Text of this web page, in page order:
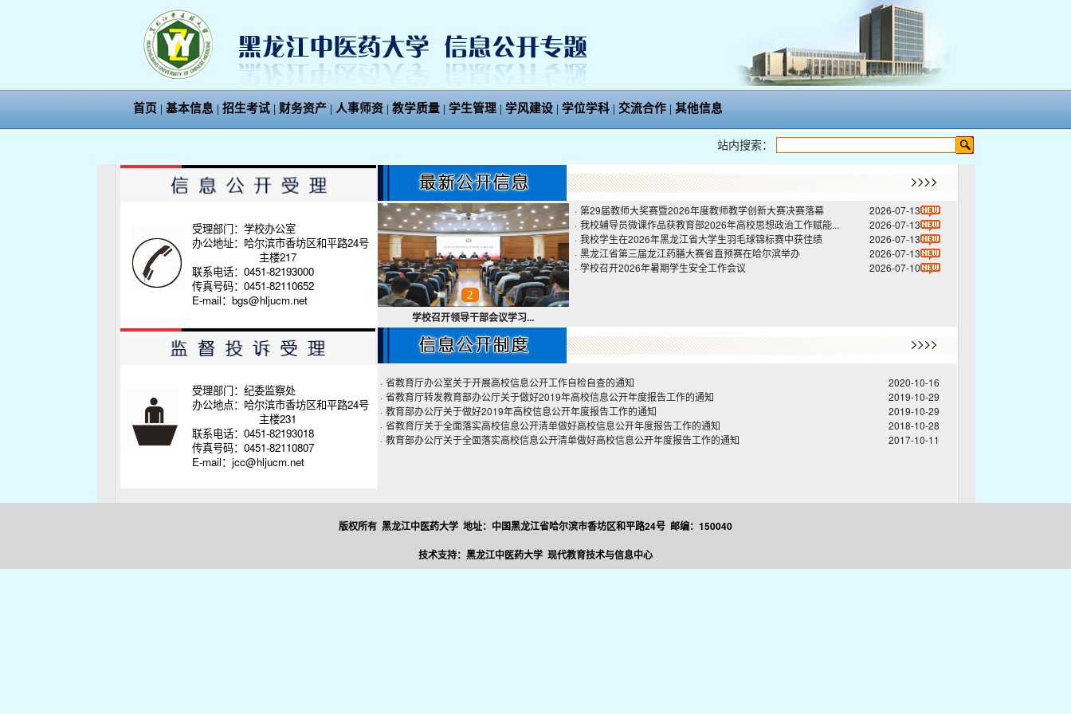
首页 | 基本信息 | 招生考试 | 财务资产 | 人事师资 | 教学质量 | 学生管理 | 学风建设 | 学位学科 | 交流合作 | 其他信息
站内搜索：
受理部门：学校办公室
办公地址：哈尔滨市香坊区和平路24号
主楼217
联系电话：0451-82193000
传真号码：0451-82110652
E-mail：bgs@hljucm.net
受理部门：纪委监察处
办公地点：哈尔滨市香坊区和平路24号
主楼231
联系电话：0451-82193018
传真号码：0451-82110807
E-mail：jcc@hljucm.net
1 2 3 4 5 6
学校召开领导干部会议学习...
· 第29届教师大奖赛暨2026年度教师教学创新大赛决赛落幕
2026-07-13
· 我校辅导员微课作品获教育部2026年高校思想政治工作赋能...
2026-07-13
· 我校学生在2026年黑龙江省大学生羽毛球锦标赛中获佳绩
2026-07-13
· 黑龙江省第三届龙江药膳大赛省直预赛在哈尔滨举办
2026-07-13
· 学校召开2026年暑期学生安全工作会议 2026-07-10
· 省教育厅办公室关于开展高校信息公开工作自检自查的通知
2020-10-16
· 省教育厅转发教育部办公厅关于做好2019年高校信息公开年度报告工作的通知
2019-10-29
· 教育部办公厅关于做好2019年高校信息公开年度报告工作的通知
2019-10-29
· 省教育厅关于全面落实高校信息公开清单做好高校信息公开年度报告工作的通知
2018-10-28
· 教育部办公厅关于全面落实高校信息公开清单做好高校信息公开年度报告工作的通知 2017-10-11
版权所有 黑龙江中医药大学 地址：中国黑龙江省哈尔滨市香坊区和平路24号 邮编：150040
技术支持：黑龙江中医药大学 现代教育技术与信息中心